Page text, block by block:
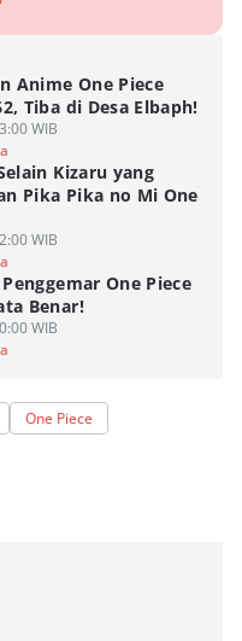
Anime One Piece
Tiba di Desa Elbaph!
WIB
Kizaru yang
Pika Pika no Mi One
WIB
One Piece
Benar!
WIB
One Piece